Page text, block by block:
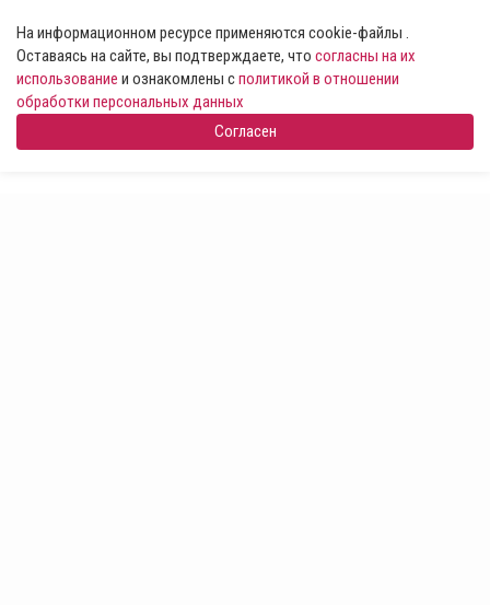
На информационном ресурсе применяются cookie-файлы .
Оставаясь на сайте, вы подтверждаете, что согласны на их
использование и ознакомлены сполитикой в отношении
обработки персональных данных
Согласен